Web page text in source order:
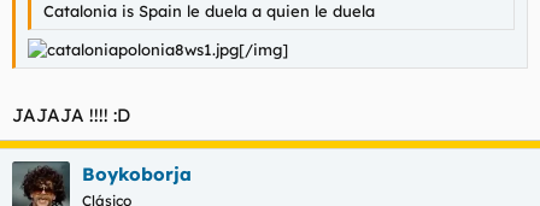
Catalonia is Spain le duela a quien le duela
[/img]
JAJAJA !!!! :D
Boykoborja
Clásico